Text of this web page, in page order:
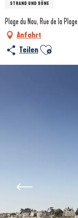
STRAND UND DÜNE
Plage du Nau, Rue de la
Anfahrt
Teilen Ajouter aux